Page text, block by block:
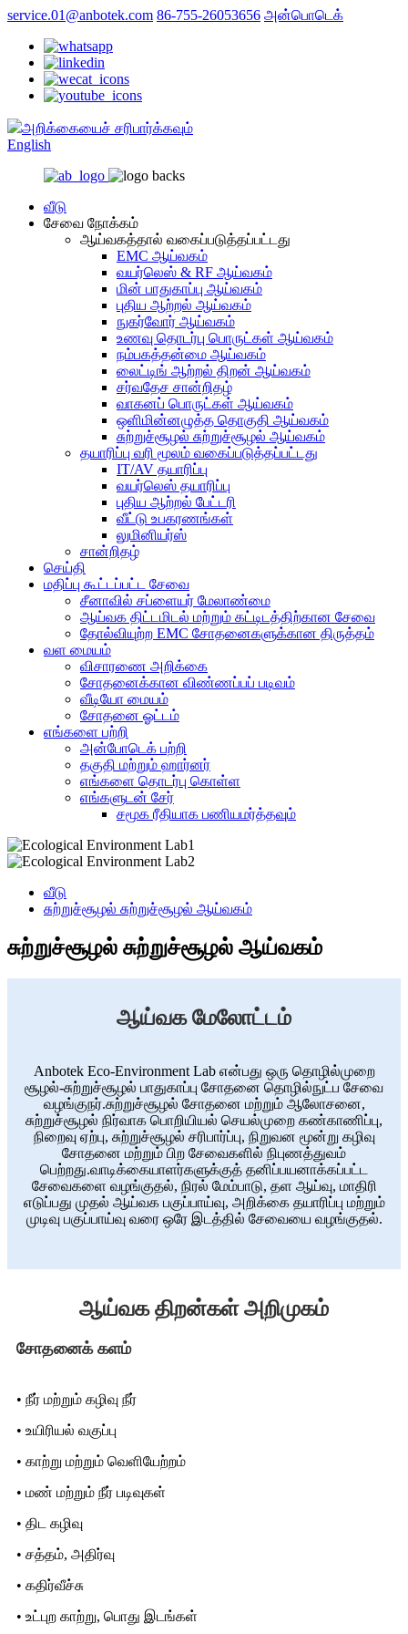
service.01@anbotek.com 86-755-26053656 அன்பொடெக்
அறிக்கையைச் சரிபார்க்கவும்
English
வீடு
சேவை நோக்கம்
ஆய்வகத்தால் வகைப்படுத்தப்பட்டது
EMC ஆய்வகம்
வயர்லெஸ் & RF ஆய்வகம்
மின் பாதுகாப்பு ஆய்வகம்
புதிய ஆற்றல் ஆய்வகம்
நுகர்வோர் ஆய்வகம்
உணவு தொடர்பு பொருட்கள் ஆய்வகம்
நம்பகத்தன்மை ஆய்வகம்
லைட்டிங் ஆற்றல் திறன் ஆய்வகம்
சர்வதேச சான்றிதழ்
வாகனப் பொருட்கள் ஆய்வகம்
ஒளிமின்னழுத்த தொகுதி ஆய்வகம்
சுற்றுச்சூழல் சுற்றுச்சூழல் ஆய்வகம்
தயாரிப்பு வரி மூலம் வகைப்படுத்தப்பட்டது
IT/AV தயாரிப்பு
வயர்லெஸ் தயாரிப்பு
புதிய ஆற்றல் பேட்டரி
வீட்டு உபகரணங்கள்
லுமினியர்ஸ்
சான்றிதழ்
செய்தி
மதிப்பு கூட்டப்பட்ட சேவை
சீனாவில் சப்ளையர் மேலாண்மை
ஆய்வக திட்டமிடல் மற்றும் கட்டிடத்திற்கான சேவை
தோல்வியுற்ற EMC சோதனைகளுக்கான திருத்தம்
வள மையம்
விசாரணை அறிக்கை
சோதனைக்கான விண்ணப்பப் படிவம்
வீடியோ மையம்
சோதனை ஓட்டம்
எங்களை பற்றி
அன்போடெக் பற்றி
தகுதி மற்றும் ஹார்னர்
எங்களை தொடர்பு கொள்ள
எங்களுடன் சேர்
சமூக ரீதியாக பணியமர்த்தவும்
வீடு
சுற்றுச்சூழல் சுற்றுச்சூழல் ஆய்வகம்
சுற்றுச்சூழல் சுற்றுச்சூழல் ஆய்வகம்
ஆய்வக மேலோட்டம்
Anbotek Eco-Environment Lab என்பது ஒரு தொழில்முறை
சூழல்-சுற்றுச்சூழல் பாதுகாப்பு சோதனை தொழில்நுட்ப சேவை
வழங்குநர்.சுற்றுச்சூழல் சோதனை மற்றும் ஆலோசனை,
சுற்றுச்சூழல் நிர்வாக பொறியியல் செயல்முறை கண்காணிப்பு,
நிறைவு ஏற்பு, சுற்றுச்சூழல் சரிபார்ப்பு, நிறுவன மூன்று கழிவு
சோதனை மற்றும் பிற சேவைகளில் நிபுணத்துவம்
பெற்றது.வாடிக்கையாளர்களுக்குத் தனிப்பயனாக்கப்பட்ட
சேவைகளை வழங்குதல், நிரல் மேம்பாடு, தள ஆய்வு, மாதிரி
எடுப்பது முதல் ஆய்வக பகுப்பாய்வு, அறிக்கை தயாரிப்பு மற்றும்
முடிவு பகுப்பாய்வு வரை ஒரே இடத்தில் சேவையை வழங்குதல்.
ஆய்வக திறன்கள் அறிமுகம்
சோதனைக் களம்
• நீர் மற்றும் கழிவு நீர்
• உயிரியல் வகுப்பு
• காற்று மற்றும் வெளியேற்றம்
• மண் மற்றும் நீர் படிவுகள்
• திட கழிவு
• சத்தம், அதிர்வு
• கதிர்வீச்சு
• உட்புற காற்று, பொது இடங்கள்